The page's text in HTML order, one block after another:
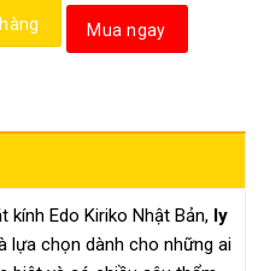
Mua ngay
Edo Kiriko Nhật Bản, ly
lựa chọn dành cho những ai